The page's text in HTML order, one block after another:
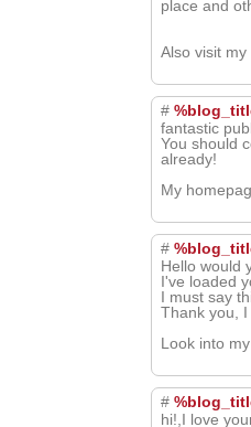
place and
Also visit
#
fantastic
You should
already!
My
#
Hello would
I've loaded
I must say
Thank you,
Look into
#
hi!,I love